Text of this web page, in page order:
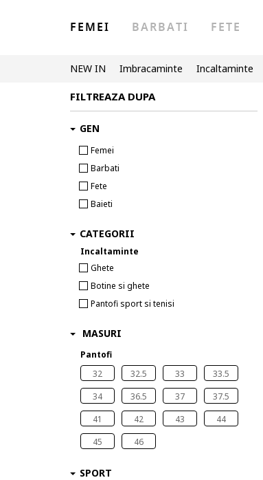
FEMEI BARBATI FETE
NEW IN Imbracaminte Incaltaminte
FILTREAZA DUPA
GEN
Femei
Barbati
Fete
Baieti
CATEGORII
Incaltaminte
Ghete
Botine si ghete
Pantofi sport si tenisi
MASURI
Pantofi
32
32.5 33
33.5
34
36.5 37
37.5
41
42 43
44
45
46
SPORT